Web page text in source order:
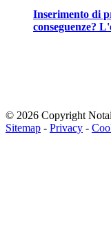
Inserimento di
conseguenze?
© 2026 Copyright
Sitemap - Privacy -